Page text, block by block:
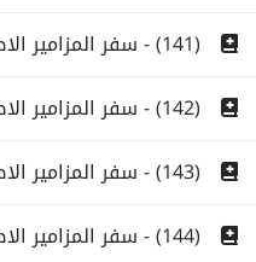
(141) - سفر المزامير الاصحاح المئة والحادى والاربعون
(142) - سفر المزامير الاصحاح المئة والثانى والاربعون
(143) - سفر المزامير الاصحاح المئة والثالث والاربعون
(144) - سفر المزامير الاصحاح المئة والرابع والاربعون